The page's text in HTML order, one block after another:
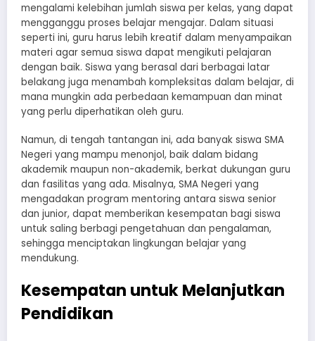
mengalami kelebihan jumlah siswa per kelas, yang dapat
mengganggu proses belajar mengajar. Dalam situasi
seperti ini, guru harus lebih kreatif dalam menyampaikan
materi agar semua siswa dapat mengikuti pelajaran
dengan baik. Siswa yang berasal dari berbagai latar
belakang juga menambah kompleksitas dalam belajar, di
mana mungkin ada perbedaan kemampuan dan minat
yang perlu diperhatikan oleh guru.
Namun, di tengah tantangan ini, ada banyak siswa SMA
Negeri yang mampu menonjol, baik dalam bidang
akademik maupun non-akademik, berkat dukungan guru
dan fasilitas yang ada. Misalnya, SMA Negeri yang
mengadakan program mentoring antara siswa senior
dan junior, dapat memberikan kesempatan bagi siswa
untuk saling berbagi pengetahuan dan pengalaman,
sehingga menciptakan lingkungan belajar yang
mendukung.
Kesempatan untuk Melanjutkan
Pendidikan